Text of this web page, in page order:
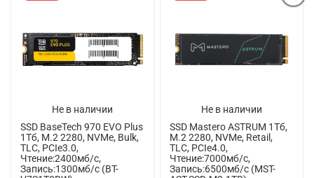
Не в наличии
SSD BaseTech 970 EVO Plus
1Тб, M.2 2280, NVMe, Bulk,
TLC, PCIe3.0,
Чтение:2400мб/с,
Запись:1300мб/с (BT-
Не в наличии
SSD Mastero ASTRUM 1Тб,
M.2 2280, NVMe, Retail,
TLC, PCIe4.0,
Чтение:7000мб/с,
Запись:6500мб/с (MST-